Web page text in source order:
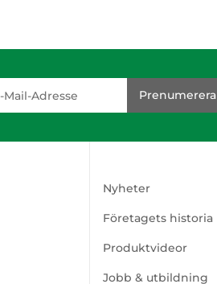
Prenumerera
Nyheter
Företagets historia
Produktvideor
Jobb & utbildning